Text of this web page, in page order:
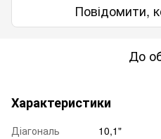
Повідомити,
До
Характеристики
Діагональ
10,1"